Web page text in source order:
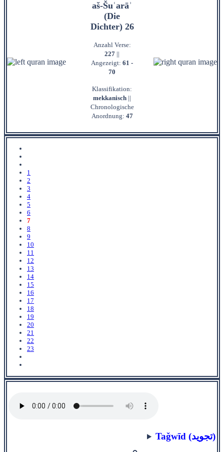
aš-Šuʿarāʾ
(Die
Dichter) 26
Anzahl Verse:
227 ||
Angezeigt: 61 -
70
Klassifikation:
mekkanisch ||
Chronologische
Anordnung: 47
1
2
3
4
5
6
7
8
9
10
11
12
13
14
15
16
17
18
19
20
21
22
23
Taǧwīd (تجويد)